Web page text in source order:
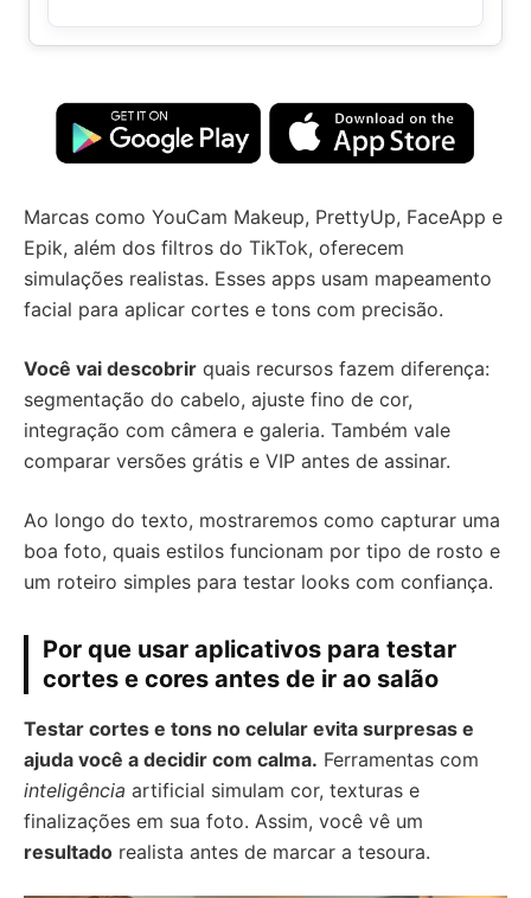
Marcas como YouCam Makeup, PrettyUp, FaceApp e
Epik, além dos filtros do TikTok, oferecem
simulações realistas. Esses apps usam mapeamento
facial para aplicar cortes e tons com precisão.
Você vai descobrir quais recursos fazem diferença:
segmentação do cabelo, ajuste fino de cor,
integração com câmera e galeria. Também vale
comparar versões grátis e VIP antes de assinar.
Ao longo do texto, mostraremos como capturar uma
boa foto, quais estilos funcionam por tipo de rosto e
um roteiro simples para testar looks com confiança.
Por que usar aplicativos para testar
cortes e cores antes de ir ao salão
Testar cortes e tons no celular evita surpresas e
ajuda você a decidir com calma. Ferramentas com
inteligência artificial simulam cor, texturas e
finalizações em sua foto. Assim, você vê um
resultado realista antes de marcar a tesoura.